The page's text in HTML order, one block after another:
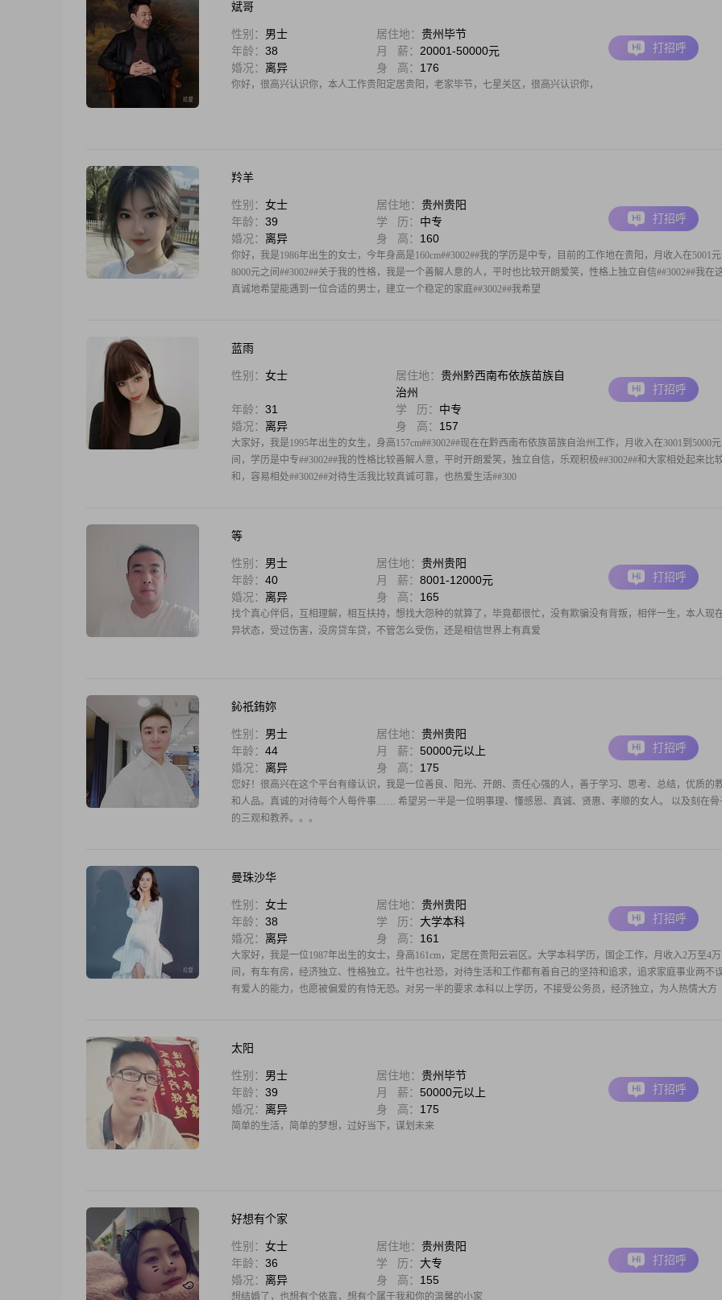
斌哥
性别： 男士 居住地： 贵州毕节
年龄： 38 月 薪： 20001-50000元
婚况： 离异 身 高： 176
你好，很高兴认识你，本人工作贵阳定居贵阳，老家毕节，七星关区，很高兴认识你，
打招呼
羚羊
性别： 女士 居住地： 贵州贵阳
年龄： 39 学 历： 中专
婚况： 离异 身 高： 160
你好，我是1986年出生的女士，今年身高是160cm##3002##我的学历是中专，目前的工作地在贵阳，月收入在5001
8000元之间##3002##关于我的性格，我是一个善解人意的人，平时也比较开朗爱笑，性格上独立自信##3002##我在
真诚地希望能遇到一位合适的男士，建立一个稳定的家庭##3002##我希望
打招呼
蓝雨
性别： 女士 居住地： 贵州黔西南布依族苗族自
治州
年龄： 31 学 历： 中专
婚况： 离异 身 高： 157
大家好，我是1995年出生的女生，身高157cm##3002##现在在黔西南布依族苗族自治州工作，月收入在3001到5000
间，学历是中专##3002##我的性格比较善解人意，平时开朗爱笑，独立自信，乐观积极##3002##和大家相处起来比
和，容易相处##3002##对待生活我比较真诚可靠，也热爱生活##300
打招呼
等
性别： 男士 居住地： 贵州贵阳
年龄： 40 月 薪： 8001-12000元
婚况： 离异 身 高： 165
找个真心伴侣，互相理解，相互扶持，想找大怨种的就算了，毕竟都很忙，没有欺骗没有背叛，相伴一生，本人现
异状态，受过伤害，没房贷车贷，不管怎么受伤，还是相信世界上有真爱
打招呼
鈊祇銪妳
性别： 男士 居住地： 贵州贵阳
年龄： 44 月 薪： 50000元以上
婚况： 离异 身 高： 175
您好！很高兴在这个平台有缘认识，我是一位善良、阳光、开朗、责任心强的人，善于学习、思考、总结，优质的
和人品。真诚的对待每个人每件事…… 希望另一半是一位明事理、懂感恩、真诚、贤惠、孝顺的女人。 以及刻在骨
的三观和教养。。。
打招呼
曼珠沙华
性别： 女士 居住地： 贵州贵阳
年龄： 38 学 历： 大学本科
婚况： 离异 身 高： 161
大家好，我是一位1987年出生的女士，身高161cm，定居在贵阳云岩区。大学本科学历，国企工作，月收入2万至4
间，有车有房，经济独立、性格独立。社牛也社恐，对待生活和工作都有着自己的坚持和追求，追求家庭事业两不
有爱人的能力，也愿被偏爱的有恃无恐。对另一半的要求:本科以上学历，不接受公务员，经济独立，为人热情大方
打招呼
太阳
性别： 男士 居住地： 贵州毕节
年龄： 39 月 薪： 50000元以上
婚况： 离异 身 高： 175
简单的生活，简单的梦想，过好当下，谋划未来
打招呼
好想有个家
性别： 女士 居住地： 贵州贵阳
年龄： 36 学 历： 大专
婚况： 离异 身 高： 155
想结婚了，也想有个依靠，想有个属于我和你的温馨的小家
打招呼